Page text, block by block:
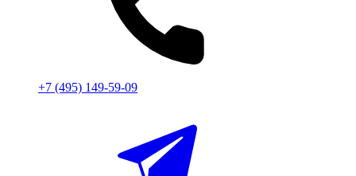
+7 (495) 149-59-09